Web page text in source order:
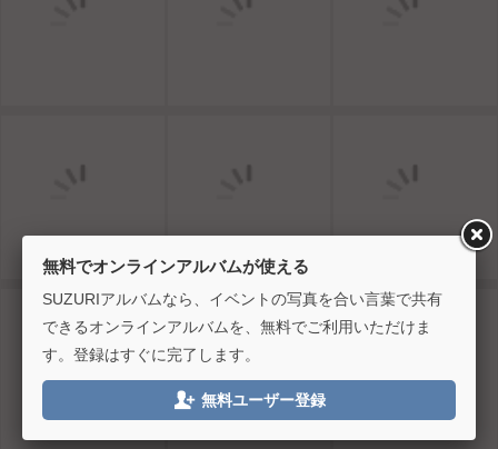
無料でオンラインアルバムが使える
SUZURIアルバムなら、イベントの写真を合い言葉で共有
できるオンラインアルバムを、無料でご利用いただけま
す。登録はすぐに完了します。
 無料ユーザー登録